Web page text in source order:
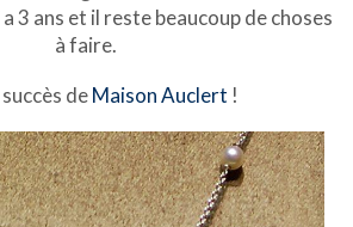
3 ans et il reste beaucoup de choses
à faire.
deMaison Auclert !